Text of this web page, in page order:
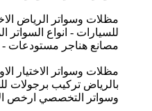
مظلات وسواتر الرياض
للسيارات - انواع
مصانع هناجر مستودعات -
مظلات وسواتر الاختيار
بالرياض تركيب برجولات
وسواتر التخصصي ارخص